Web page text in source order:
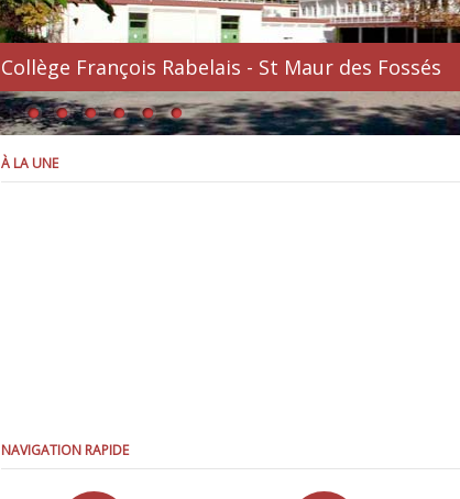
Collège François Rabelais - St Maur des Fossés
À LA UNE
NAVIGATION RAPIDE